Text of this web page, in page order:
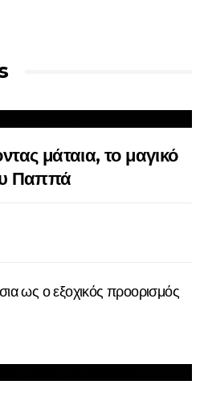
μάταια, το μαγικό
Παππά
ως ο εξοχικός προορισμός